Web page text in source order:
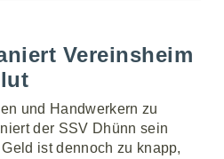
Vereinsheim
und Handwerkern zu
der SSV Dhünn sein
ist dennoch zu knapp,